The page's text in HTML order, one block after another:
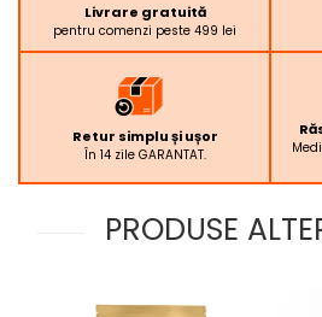
Livrare gratuită
pentru comenzi peste 499 lei
Retur simplu și ușor
În 14 zile GARANTAT.
PRODUSE